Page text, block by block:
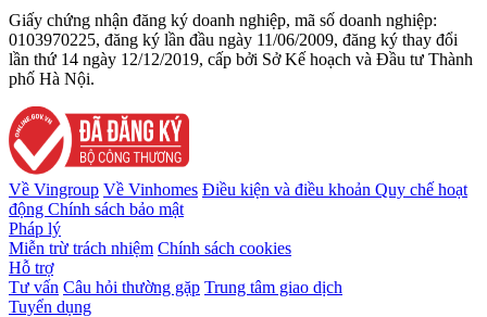
Giấy chứng nhận đăng ký doanh nghiệp, mã số doanh nghiệp:
0103970225, đăng ký lần đầu ngày 11/06/2009, đăng ký thay đổi
lần thứ 14 ngày 12/12/2019, cấp bởi Sở Kế hoạch và Đầu tư Thành
phố Hà Nội.
Về Vingroup Về Vinhomes Điều kiện và điều khoản Quy chế hoạt
động Chính sách bảo mật
Pháp lý
Miễn trừ trách nhiệm Chính sách cookies
Hỗ trợ
Tư vấn Câu hỏi thường gặp Trung tâm giao dịch
Tuyển dụng